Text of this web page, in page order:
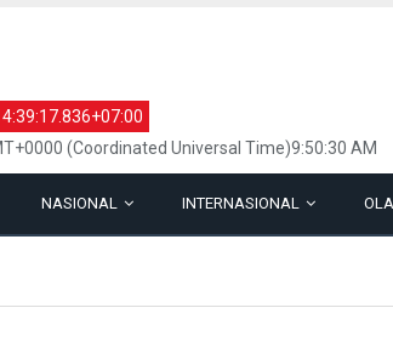
(Coordinated Universal Time)9:50:30 AM
NASIONAL INTERNASIONAL